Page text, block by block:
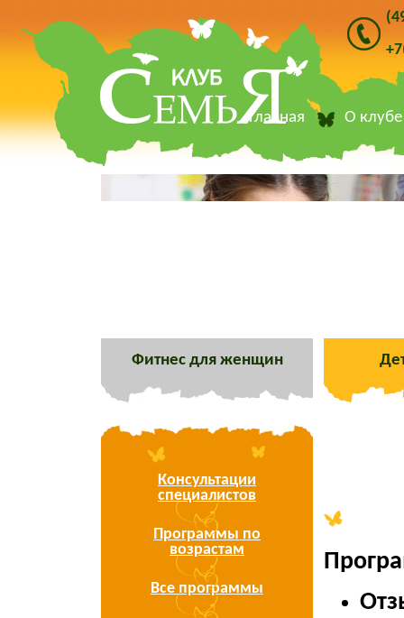
Главная О клубе
Фитнес для женщин
Консультации
специалистов
Программы по
возрастам
Все программы